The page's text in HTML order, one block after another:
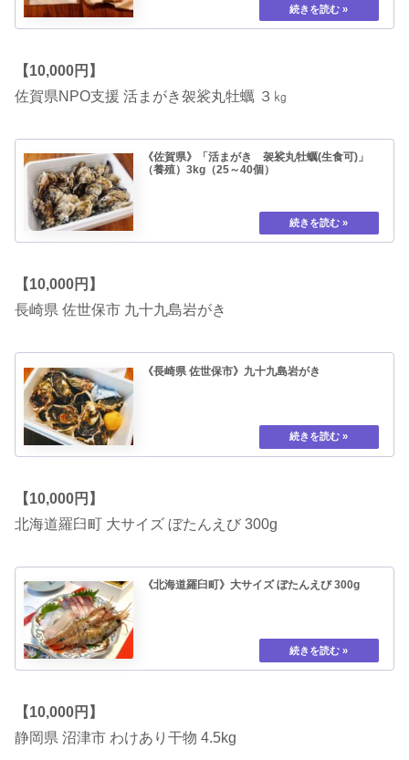
【10,000円】
佐賀県NPO支援 活まがき袈裟丸牡蠣 ３㎏
《佐賀県》「活まがき 袈裟丸牡蠣(生食可)」
（養殖）3kg（25～40個）
【10,000円】
長崎県 佐世保市 九十九島岩がき
《長崎県 佐世保市》九十九島岩がき
【10,000円】
北海道羅臼町 大サイズ ぼたんえび 300g
《北海道羅臼町》大サイズ ぼたんえび 300g
【10,000円】
静岡県 沼津市 わけあり干物 4.5kg